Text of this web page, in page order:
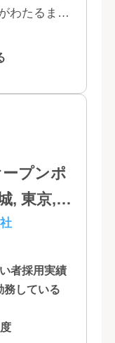
わたるまで
もに他社に
プンポ
川, 福岡
者採用実績
務している